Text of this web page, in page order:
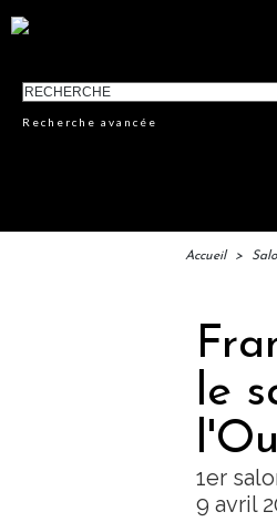
Recherche avancée
Accueil >
le
1er
9 avril